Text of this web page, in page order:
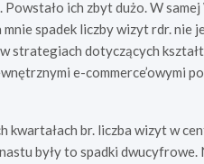
ich zbyt dużo. W
spadek liczby wizyt rdr. nie
strategiach dotyczących
e-commerce’owymi
kwartałach br. liczba wizyt w
były to spadki